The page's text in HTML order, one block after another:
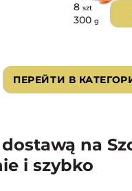
8 szt
300 g
ПЕРЕЙТИ В
dostawą na
i szybko